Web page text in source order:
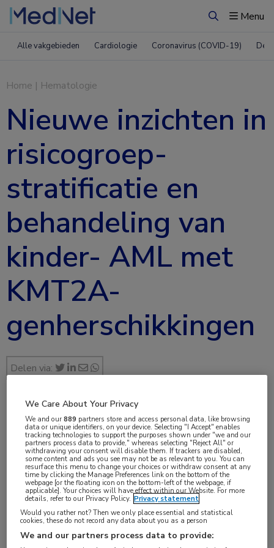
ZoekenMenu
Alle vakgebieden Cardiologie Coronavirus (COVID-19)
Home | Hematologie
Nieuwe inzichten in
risicogroep-
stratificatie en
behandeling van
kinder- AML met
KMT2A-
genherschikkingen
Delen via:
jun 2025
Dr. Romy van Weelderen
Vakgebieden:
Hematologie,Kindergeneeskunde
Aandachtsgebieden:
We Care About Your Privacy
We and our889 partners store and access personal data, like browsing
data or unique identifiers, on your device. Selecting "I Accept" enables
tracking technologies to support the purposes shown under "we and our
partners process data to provide," whereas selecting "Reject All" or
withdrawing your consent will disable them. If trackers are disabled,
some content and ads you see may not be as relevant to you. You can
resurface this menu to change your choices or withdraw consent at any
time by clicking the Manage Preferences link on the bottom of the
webpage [or the floating icon on the bottom-left of the webpage, if
applicable]. Your choices will have effect within our Website. For more
details, refer to our Privacy Policy. Privacy statement
Would you rather not? Then we only place essential and statistical
cookies, these do not record any data about you as a person
We and our partners process data to provide: